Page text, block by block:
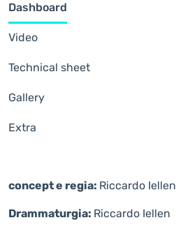
Dashboard
Video
Technical sheet
Gallery
Extra
concept e regia: Riccardo Iellen
Drammaturgia: Riccardo Iellen